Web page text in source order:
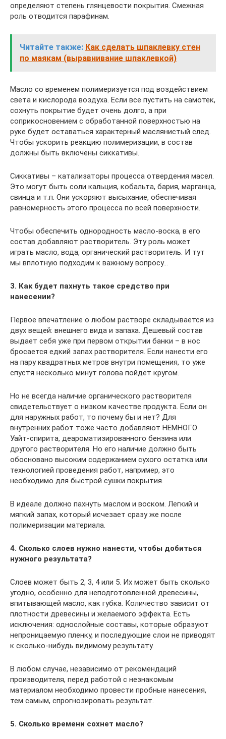
определяют степень глянцевости покрытия. Смежная
роль отводится парафинам.
Читайте также: Как сделать шпаклевку стен
по маякам (выравнивание шпаклевкой)
Масло со временем полимеризуется под воздействием
света и кислорода воздуха. Если все пустить на самотек,
сохнуть покрытие будет очень долго, а при
соприкосновением с обработанной поверхностью на
руке будет оставаться характерный маслянистый след.
Чтобы ускорить реакцию полимеризации, в состав
должны быть включены сиккативы.
Сиккативы – катализаторы процесса отвердения масел.
Это могут быть соли кальция, кобальта, бария, марганца,
свинца и т.п. Они ускоряют высыхание, обеспечивая
равномерность этого процесса по всей поверхности.
Чтобы обеспечить однородность масло-воска, в его
состав добавляют растворитель. Эту роль может
играть масло, вода, органический растворитель. И тут
мы вплотную подходим к важному вопросу…
3. Как будет пахнуть такое средство при
нанесении?
Первое впечатление о любом растворе складывается из
двух вещей: внешнего вида и запаха. Дешевый состав
выдает себя уже при первом открытии банки – в нос
бросается едкий запах растворителя. Если нанести его
на пару квадратных метров внутри помещения, то уже
спустя несколько минут голова пойдет кругом.
Но не всегда наличие органического растворителя
свидетельствует о низком качестве продукта. Если он
для наружных работ, то почему бы и нет? Для
внутренних работ тоже часто добавляют НЕМНОГО
Уайт-спирита, деароматизированного бензина или
другого растворителя. Но его наличие должно быть
обосновано высоким содержанием сухого остатка или
технологией проведения работ, например, это
необходимо для быстрой сушки покрытия.
В идеале должно пахнуть маслом и воском. Легкий и
мягкий запах, который исчезает сразу же после
полимеризации материала.
4. Сколько слоев нужно нанести, чтобы добиться
нужного результата?
Слоев может быть 2, 3, 4 или 5. Их может быть сколько
угодно, особенно для неподготовленной древесины,
впитывающей масло, как губка. Количество зависит от
плотности древесины и желаемого эффекта. Есть
исключения: однослойные составы, которые образуют
непроницаемую пленку, и последующие слои не приводят
к сколько-нибудь видимому результату.
В любом случае, независимо от рекомендаций
производителя, перед работой с незнакомым
материалом необходимо провести пробные нанесения,
тем самым, спрогнозировать результат.
5. Сколько времени сохнет масло?